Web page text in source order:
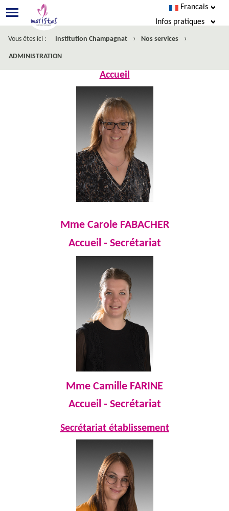
Francais
Infos pratiques
Agenda
Menus
Facebook
Vous êtes ici : Institution Champagnat › Nos services ›
ADMINISTRATION
Accueil
Mme Carole FABACHER
Accueil - Secrétariat
Mme Camille FARINE
Accueil - Secrétariat
Secrétariat établissement